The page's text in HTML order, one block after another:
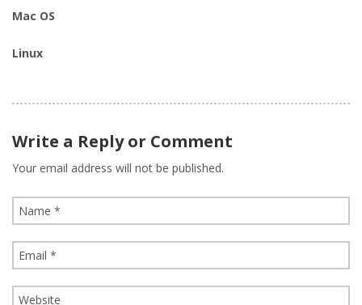
Mac OS
Linux
Write a Reply or Comment
Your email address will not be published.